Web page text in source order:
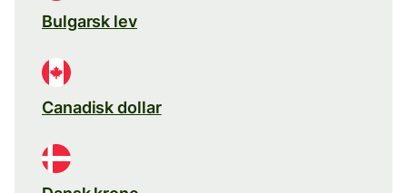
Bulgarsk lev
Canadisk dollar